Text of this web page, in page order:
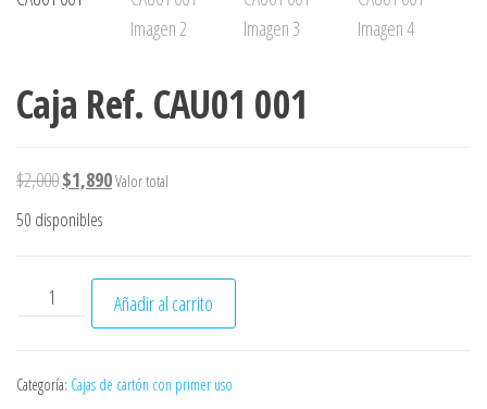
Caja Ref. CAU01 001
$2,000El precio original era: $2,000.
$1,890El precio actual es: $1,890.
Valor total
50 disponibles
Caja Ref. CAU01 001 cantidad
Añadir al carrito
Categoría: Cajas de cartón con primer uso